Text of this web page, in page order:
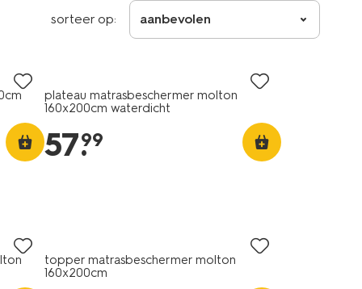
sorteer op: aanbevolen
plateau matrasbeschermer molton
160x200cm waterdicht
57.
99
topper matrasbeschermer molton
160x200cm